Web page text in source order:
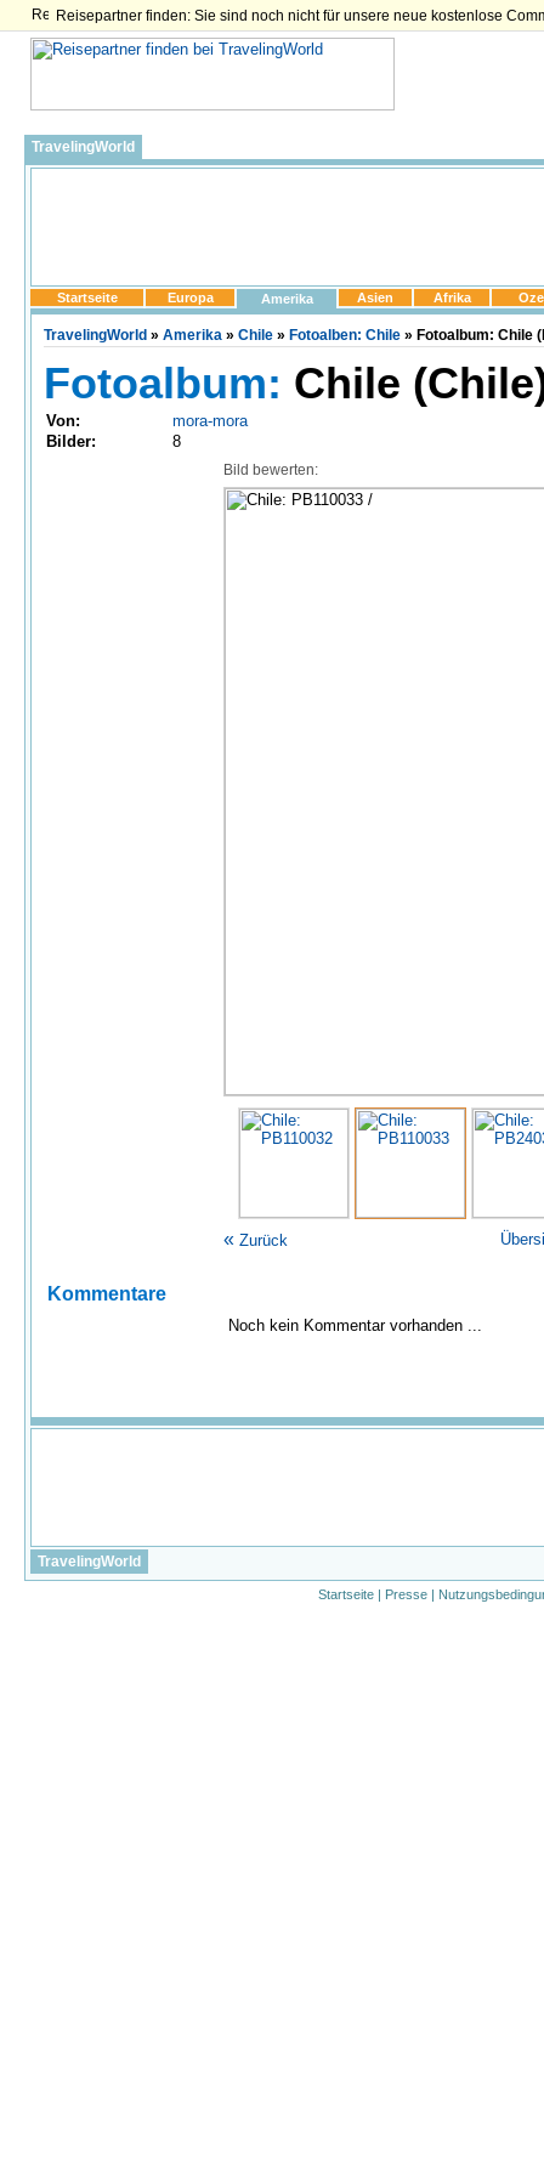
Reisepartner finden: Sie sind noch nicht für unsere neue kostenlose
TravelingWorld
Startseite Europa Amerika Asien Afrika
TravelingWorld » Amerika » Chile » Fotoalben: Chile » Fotoalbum: Chile
Fotoalbum: Chile
Von:
mora-mora
Bilder:
8
Bild bewerten:
« Zurück
Kommentare
Noch kein Kommentar vorhanden ...
TravelingWorld
Startseite | Presse |